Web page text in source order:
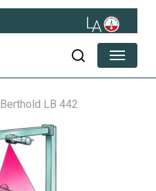
søg
Menu
Berthold LB 442